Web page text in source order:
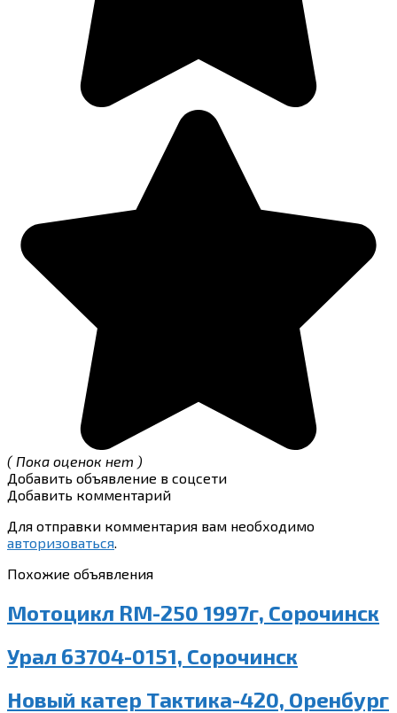
( Пока оценок нет )
Добавить объявление в соцсети
Добавить комментарий
Для отправки комментария вам необходимо
авторизоваться.
Похожие объявления
Мотоцикл RM-250 1997г, Сорочинск
Урал 63704-0151, Сорочинск
Новый катер Тактика-420, Оренбург